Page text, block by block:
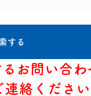
お問い合わ
連絡ください